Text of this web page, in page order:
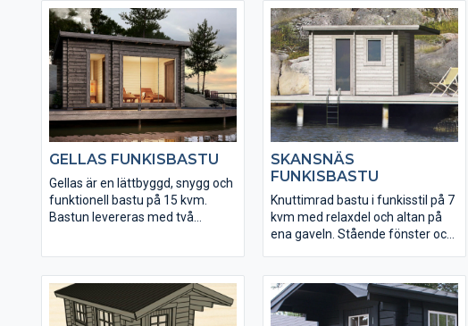
GELLAS FUNKISBASTU
Gellas är en lättbyggd, snygg och
funktionell bastu på 15 kvm.
Bastun levereras med två
från Harvia finns som tillval.
SKANSNÄS
FUNKISBASTU
Knuttimrad bastu i funkisstil på 7
kvm med relaxdel och altan på
ena gaveln. Stående fönster och
levereras med färdigmonterade
bastulavar och bänkar till relaxen.
Kaminpaket från Harvia finns